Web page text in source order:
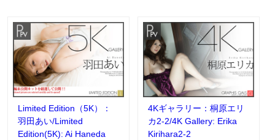
Limited Edition（5K）：
羽田あい/Limited
Edition(5K): Ai Haneda
4Kギャラリー：桐原エリ
カ2-2/4K Gallery: Erika
Kirihara2-2